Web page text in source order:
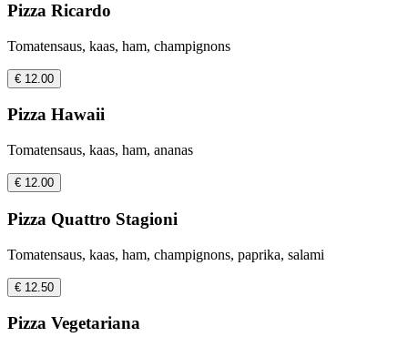
Pizza Ricardo
Tomatensaus, kaas, ham, champignons
€ 12.00
Pizza Hawaii
Tomatensaus, kaas, ham, ananas
€ 12.00
Pizza Quattro Stagioni
Tomatensaus, kaas, ham, champignons, paprika, salami
€ 12.50
Pizza Vegetariana